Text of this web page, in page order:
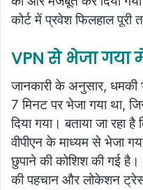
कोर्ट में प्रवेश फिलहाल पूरी
VPN से भेजा गया
जानकारी के अनुसार,
7 मिनट पर भेजा गया था,
दिया गया। बताया जा
वीपीएन के माध्यम से भेजा
छुपाने की कोशिश की गई
की पहचान और लोकेशन